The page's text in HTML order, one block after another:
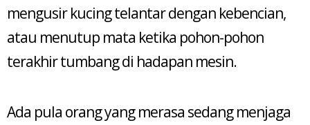
mengusir kucing telantar dengan kebencian,
atau menutup mata ketika pohon-pohon
terakhir tumbang di hadapan mesin.
Ada pula orang yang merasa sedang menjaga